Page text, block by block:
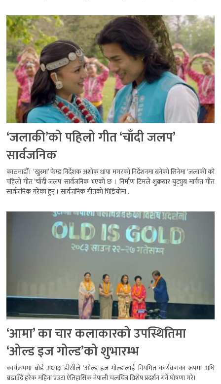
‘जलाकी’को पहिलो गीत ‘चाँदी जलप’
सार्वजनिक
काठमाडौँ। ‘खुस्मा’ फेम्ड निर्देशक अशोक थापा मगरको निर्देशनमा बनेको सिनेमा ‘जलाकी’को
पहिलो गीत ‘चाँदी जलप’ सार्वजनिक भएको छ । निर्माण टिमले शुक्रबार युट्युब मार्फत गीत
सार्वजनिक गरेका हुन् । सार्वजनिक गीतको भिडियोमा...
‘आमा’ का चार कलाकारको उपस्थितिमा
‘ओल्ड इज गोल्ड’को शुभारम्भ
कार्यक्रममा बोर्ड अध्यक्ष डीसीले ‘ओल्ड इज गोल्ड’लाई नियमित कार्यक्रमका रूपमा अघि
बढाउँदै हरेक महिना एउटा ऐतिहासिक नेपाली चलचित्र विशेष प्रदर्शन गर्ने घोषणा गरे।